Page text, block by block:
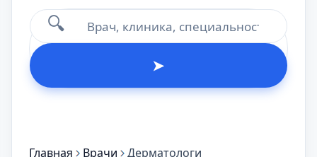
🔍
➤
Главная Врачи Дерматологи